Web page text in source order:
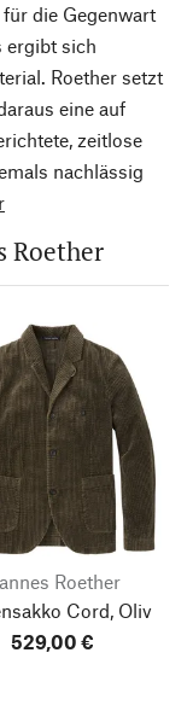
die Gegenwart
ergibt sich
Roether setzt
eine auf
zeitlose
nachlässig
Roether
Roether
Cord, Oliv
529,00 €